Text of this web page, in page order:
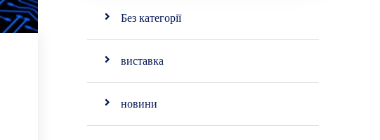
Без категорії
виставка
новини